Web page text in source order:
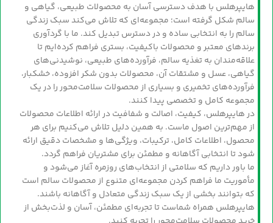
هایپرهلس با هدف دسترسی آسان به محصولات طبیعی، گیاهی و
سالم شکل گرفته است؛ مجموعه‌ای که تلاش می‌کند سبک زندگی
سالم را به انتخابی ساده و در دسترس تبدیل کند. ما با گردآوری
برندهای معتبر و محصولات باکیفیت، بستری فراهم کرده‌ایم تا
علاقه‌مندان به تغذیه سالم، فرآورده‌های طبیعی، نوشیدنی‌های
گیاهی، عسل و مشتقات آن، محصولات بدون شکر افزوده، خشکبار،
فرآورده‌های تخمیری و بسیاری از محصولات سلامت‌محور را در یک
مجموعه کامل و تخصصی پیدا کنند.
در هایپرهلس، کیفیت، اصالت و شفافیت در ارائه اطلاعات محصولات
از مهم‌ترین اصول ماست. به همین دلیل تلاش می‌کنیم برای هر
محصول، اطلاعات کامل، ترکیبات، ویژگی‌ها و مشخصات دقیق ارائه
شود تا انتخابی آگاهانه و مطمئن برای مشتریان فراهم گردد.
ما باور داریم که سلامتی از انتخاب‌های روزمره آغاز می‌شود و
مأموریت ما فراهم کردن مجموعه‌ای متنوع از محصولات سالم است
که بتوانند بخشی از یک سبک زندگی متعادل و آگاهانه باشند.
هایپرهلس همراه شماست تا تجربه‌ای مطمئن، آسان و لذت‌بخش از